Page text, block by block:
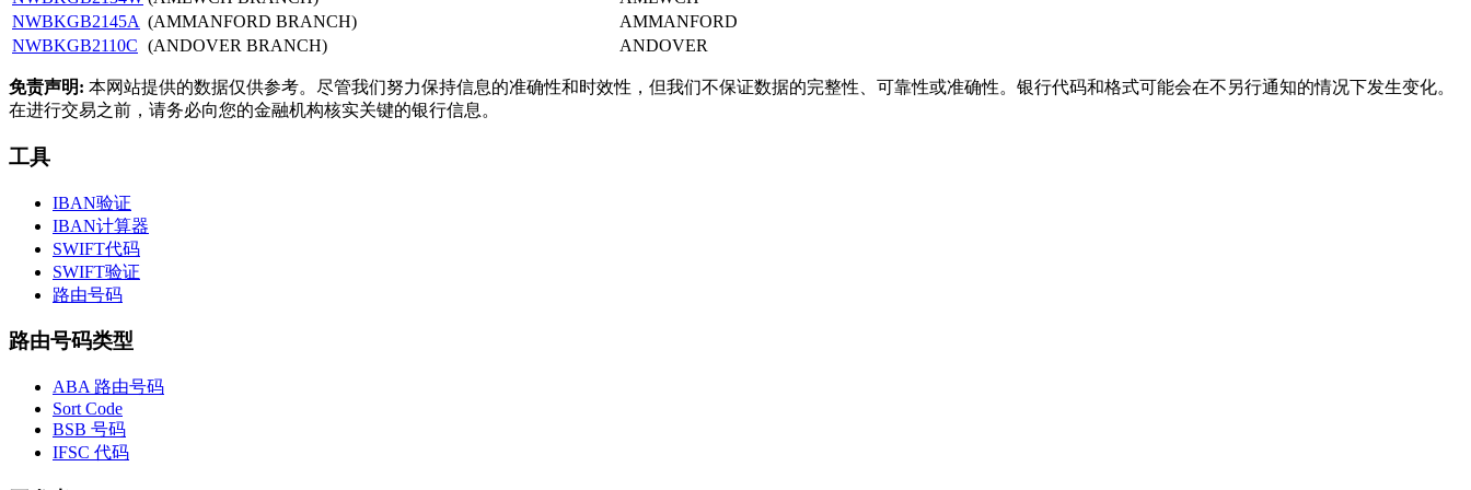
NWBKGB2145A (AMMANFORD BRANCH)
AMMANFORD
NWBKGB2110C (ANDOVER BRANCH) ANDOVER
免责声明: 本网站提供的数据仅供参考。尽管我们努力保持信息的准确性和时效性，但我们不保证数据的完整性、可靠性或准确性。银行代码和格式可能会在不另行通知的情况下发生变化。
在进行交易之前，请务必向您的金融机构核实关键的银行信息。
工具
IBAN验证
IBAN计算器
SWIFT代码
SWIFT验证
路由号码
路由号码类型
ABA 路由号码
Sort Code
BSB 号码
IFSC 代码